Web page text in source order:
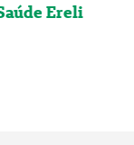
Ereli